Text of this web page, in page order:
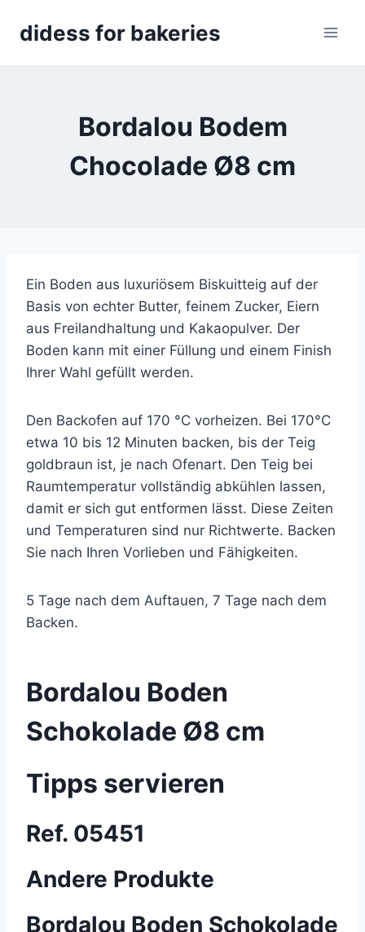
didess for bakeries
Bordalou Bodem
Chocolade Ø8 cm
Ein Boden aus luxuriösem Biskuitteig auf der
Basis von echter Butter, feinem Zucker, Eiern
aus Freilandhaltung und Kakaopulver. Der
Boden kann mit einer Füllung und einem Finish
Ihrer Wahl gefüllt werden.
Den Backofen auf 170 °C vorheizen. Bei 170°C
etwa 10 bis 12 Minuten backen, bis der Teig
goldbraun ist, je nach Ofenart. Den Teig bei
Raumtemperatur vollständig abkühlen lassen,
damit er sich gut entformen lässt. Diese Zeiten
und Temperaturen sind nur Richtwerte. Backen
Sie nach Ihren Vorlieben und Fähigkeiten.
5 Tage nach dem Auftauen, 7 Tage nach dem
Backen.
Bordalou Boden
Schokolade Ø8 cm
Tipps servieren
Ref. 05451
Andere Produkte
Bordalou Boden Schokolade